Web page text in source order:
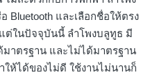
Bluetooth และเลือกชื่อให้ตรง
ต่ในปัจจุบันนี้ ลำโพงบลูทูธ มี
าตรฐาน และไม่ได้มาตรฐาน
ให้ได้ของไม่ดี ใช้งานไม่นานก็